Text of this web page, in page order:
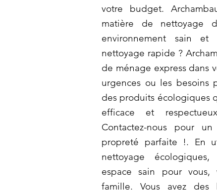
votre budget.
matière de nettoyage
environnement sain et
nettoyage rapide ?
de ménage express dans
urgences ou les besoins
des produits écologiques
efficace et
Contactez-nous pour
propreté parfaite !. En
nettoyage
espace sain pour
famille. Vous avez des